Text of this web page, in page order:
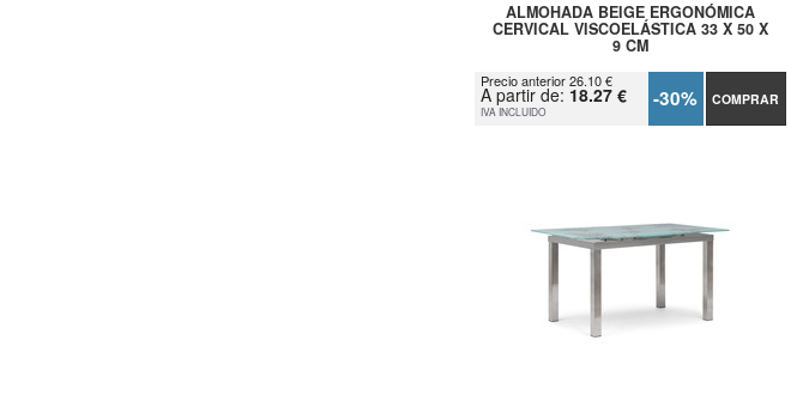
ALMOHADA BEIGE ERGONÓMICA
CERVICAL VISCOELÁSTICA 33 X 50 X
9 CM
Precio anterior 26.10 €
A partir de: 18.27 €
IVA INCLUIDO -30% COMPRAR